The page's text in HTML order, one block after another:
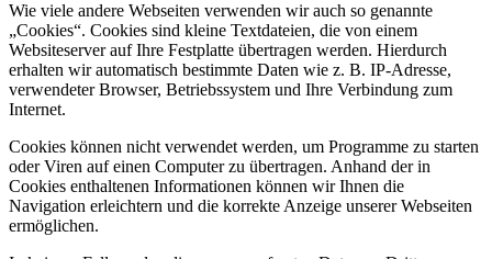
Wie viele andere Webseiten verwenden wir auch so genannte
„Cookies“. Cookies sind kleine Textdateien, die von einem
Websiteserver auf Ihre Festplatte übertragen werden. Hierdurch
erhalten wir automatisch bestimmte Daten wie z. B. IP-Adresse,
verwendeter Browser, Betriebssystem und Ihre Verbindung zum
Internet.
Cookies können nicht verwendet werden, um Programme zu starten
oder Viren auf einen Computer zu übertragen. Anhand der in
Cookies enthaltenen Informationen können wir Ihnen die
Navigation erleichtern und die korrekte Anzeige unserer Webseiten
ermöglichen.